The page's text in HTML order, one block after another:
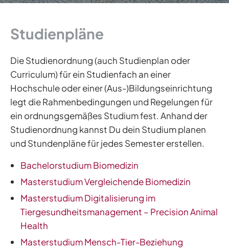
Studienpläne
Die Studienordnung (auch Studienplan oder
Curriculum) für ein Studienfach an einer
Hochschule oder einer (Aus-)Bildungseinrichtung
legt die Rahmenbedingungen und Regelungen für
ein ordnungsgemäßes Studium fest. Anhand der
Studienordnung kannst Du dein Studium planen
und Stundenpläne für jedes Semester erstellen.
Bachelorstudium Biomedizin
Masterstudium Vergleichende Biomedizin
Masterstudium Digitalisierung im
Tiergesundheitsmanagement – Precision Animal
Health
Masterstudium Mensch-Tier-Beziehung